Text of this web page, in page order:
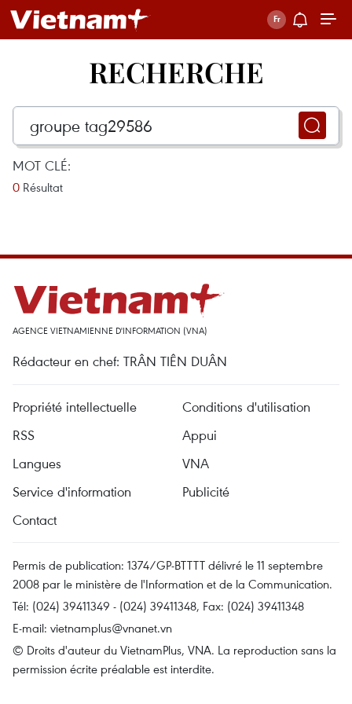
RECHERCHE
MOT CLÉ:
0 Résultat
AGENCE VIETNAMIENNE D'INFORMATION (VNA)
Rédacteur en chef: TRÂN TIÊN DUÂN
Propriété intellectuelle
Conditions d'utilisation
RSS
Appui
Langues
VNA
Service d'information
Publicité
Contact
Permis de publication: 1374/GP-BTTTT délivré le 11 septembre
2008 par le ministère de l'Information et de la Communication.
Tél: (024) 39411349 - (024) 39411348, Fax: (024) 39411348
E-mail: vietnamplus@vnanet.vn
© Droits d'auteur du VietnamPlus, VNA. La reproduction sans la
permission écrite préalable est interdite.